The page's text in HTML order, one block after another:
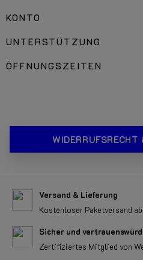
KONTO
UNTERSTÜTZUNG
ÖFFNUNGSZEITEN
WIDERRUFSRECHT
Versand & Lieferung
Kostenloser Paketversand
Sicher und
Zertifiziertes Mitglied von